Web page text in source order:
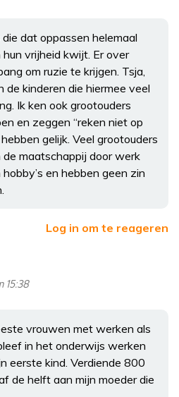
dat oppassen helemaal
vrijheid kwijt. Er over
om ruzie te krijgen. Tsja,
kinderen die hiermee veel
Ik ken ook grootouders
en zeggen “reken niet op
gelijk. Veel grootouders
maatschappij door werk
en hebben geen zin
Log in om te reageren
15:38
vrouwen met werken als
in het onderwijs werken
eerste kind. Verdiende 800
de helft aan mijn moeder die